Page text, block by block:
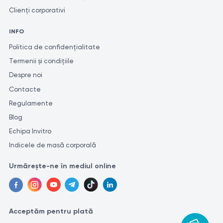
Clienți corporativi
INFO
Politica de confidențialitate
Termenii și condițiile
Despre noi
Contacte
Regulamente
Blog
Echipa Invitro
Indicele de masă corporală
Urmărește-ne în mediul online
Acceptăm pentru plată